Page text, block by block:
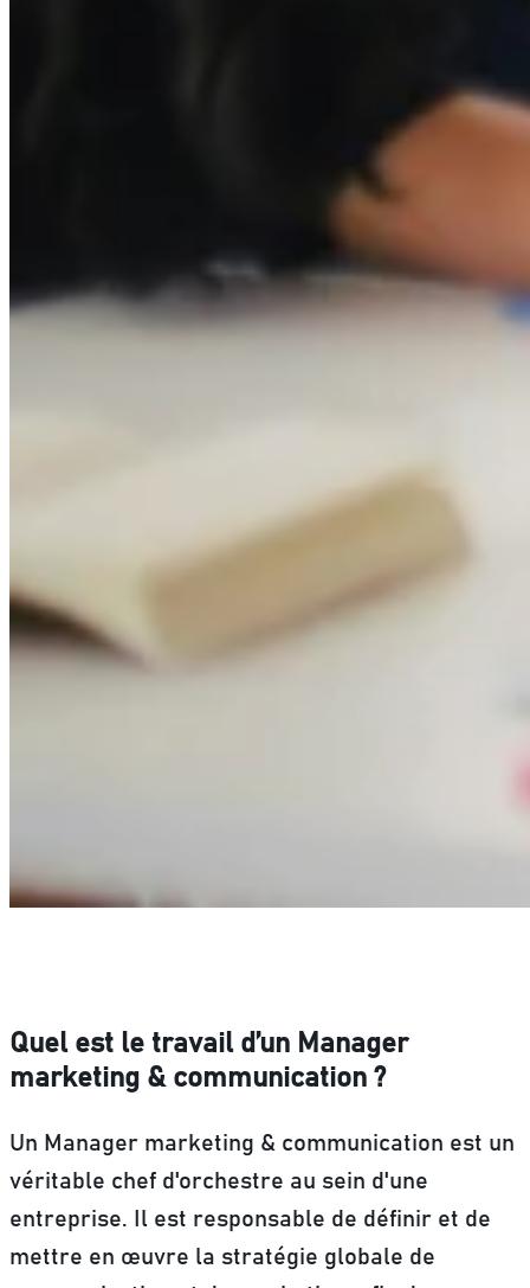
Quel est le travail d’un Manager
marketing & communication ?
Un Manager marketing & communication est un
véritable chef d'orchestre au sein d'une
entreprise.
Il est responsable de définir et de
mettre en œuvre la stratégie globale de